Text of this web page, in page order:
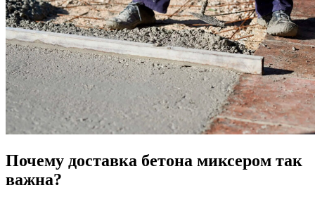
Почему доставка бетона миксером так
важна?